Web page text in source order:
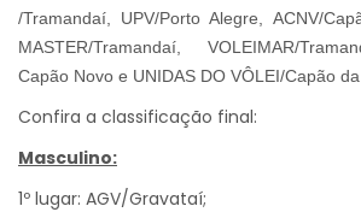
/Tramandaí, UPV/Porto Alegre, ACNV/
MASTER/Tramandaí, VOLEIMAR/
Capão Novo e UNIDAS DO VÔLEI/Capão da
Confira a classificação final:
Masculino:
1º lugar: AGV/Gravataí;